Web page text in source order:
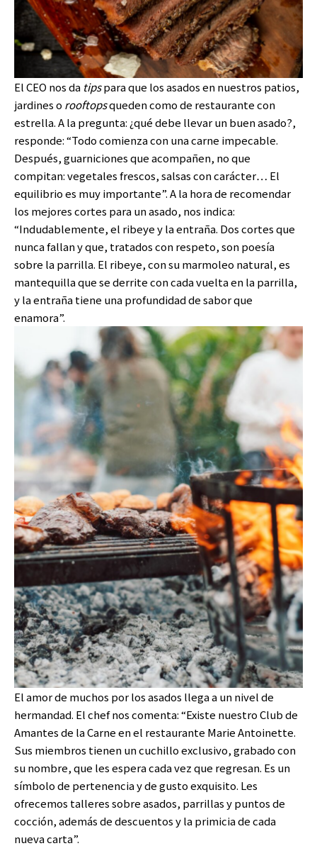
El CEO nos da tipspara que los asados en nuestros patios,
jardines o rooftopsqueden como de restaurante con
estrella. A la pregunta: ¿qué debe llevar un buen asado?,
responde: “Todo comienza con una carne impecable.
Después, guarniciones que acompañen, no que
compitan: vegetales frescos, salsas con carácter… El
equilibrio es muy importante”. A la hora de recomendar
los mejores cortes para un asado, nos indica:
“Indudablemente, el ribeye y la entraña. Dos cortes que
nunca fallan y que, tratados con respeto, son poesía
sobre la parrilla. El ribeye, con su marmoleo natural, es
mantequilla que se derrite con cada vuelta en la parrilla,
y la entraña tiene una profundidad de sabor que
enamora”.
El amor de muchos por los asados llega a un nivel de
hermandad. El chef nos comenta: “Existe nuestro Club de
Amantes de la Carne en el restaurante Marie Antoinette.
Sus miembros tienen un cuchillo exclusivo, grabado con
su nombre, que les espera cada vez que regresan. Es un
símbolo de pertenencia y de gusto exquisito. Les
ofrecemos talleres sobre asados, parrillas y puntos de
cocción, además de descuentos y la primicia de cada
nueva carta”.